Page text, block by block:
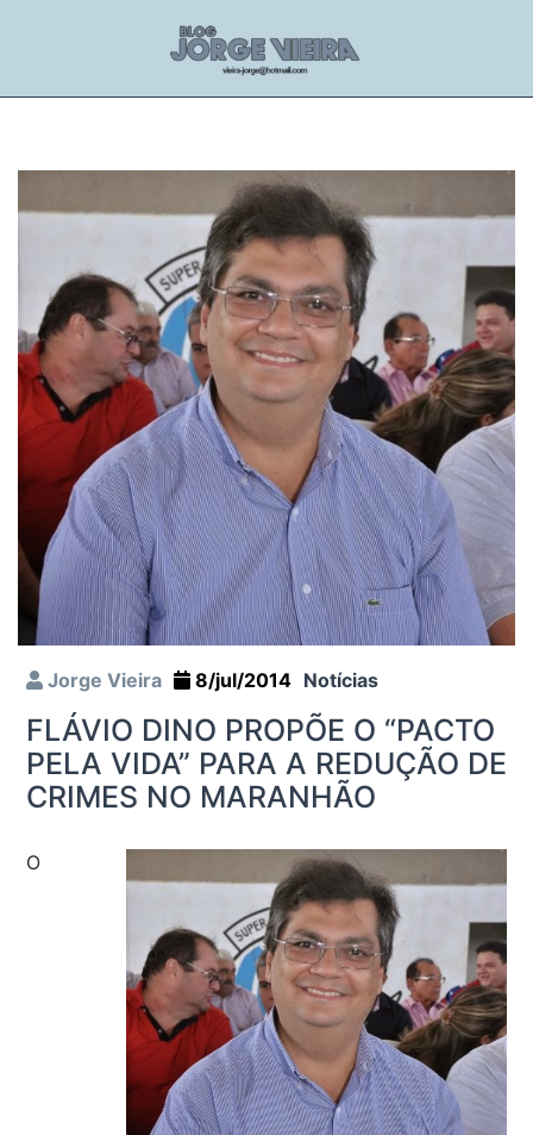
Jorge Vieira 8/jul/2014 Notícias
FLÁVIO DINO PROPÕE O “PACTO
PELA VIDA” PARA A REDUÇÃO DE
CRIMES NO MARANHÃO
O